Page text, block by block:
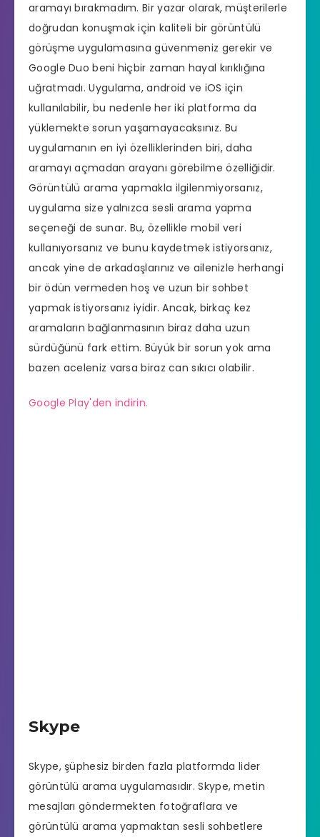
aramayı bırakmadım. Bir yazar olarak, müşterilerle
doğrudan konuşmak için kaliteli bir görüntülü
görüşme uygulamasına güvenmeniz gerekir ve
Google Duo beni hiçbir zaman hayal kırıklığına
uğratmadı. Uygulama, android ve iOS için
kullanılabilir, bu nedenle her iki platforma da
yüklemekte sorun yaşamayacaksınız. Bu
uygulamanın en iyi özelliklerinden biri, daha
aramayı açmadan arayanı görebilme özelliğidir.
Görüntülü arama yapmakla ilgilenmiyorsanız,
uygulama size yalnızca sesli arama yapma
seçeneği de sunar. Bu, özellikle mobil veri
kullanıyorsanız ve bunu kaydetmek istiyorsanız,
ancak yine de arkadaşlarınız ve ailenizle herhangi
bir ödün vermeden hoş ve uzun bir sohbet
yapmak istiyorsanız iyidir. Ancak, birkaç kez
aramaların bağlanmasının biraz daha uzun
sürdüğünü fark ettim. Büyük bir sorun yok ama
bazen aceleniz varsa biraz can sıkıcı olabilir.
Google Play'den indirin.
Skype
Skype, şüphesiz birden fazla platformda lider
görüntülü arama uygulamasıdır. Skype, metin
mesajları göndermekten fotoğraflara ve
görüntülü arama yapmaktan sesli sohbetlere